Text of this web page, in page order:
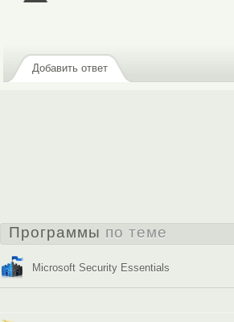
Добавить ответ
Программы по теме
Microsoft Security Essentials